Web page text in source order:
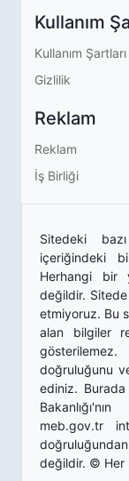
Kullanım
Kullanım Şartları
Gizlilik
Reklam
Reklam
İş Birliği
Sitedeki
içeriğindeki
Herhangi bir
değildir.
etmiyoruz. Bu
alan bilgiler
doğruluğunu
ediniz.
meb.gov.tr
değildir. © Her